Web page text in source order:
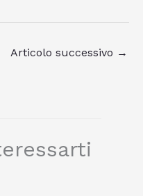
Articolo successivo →